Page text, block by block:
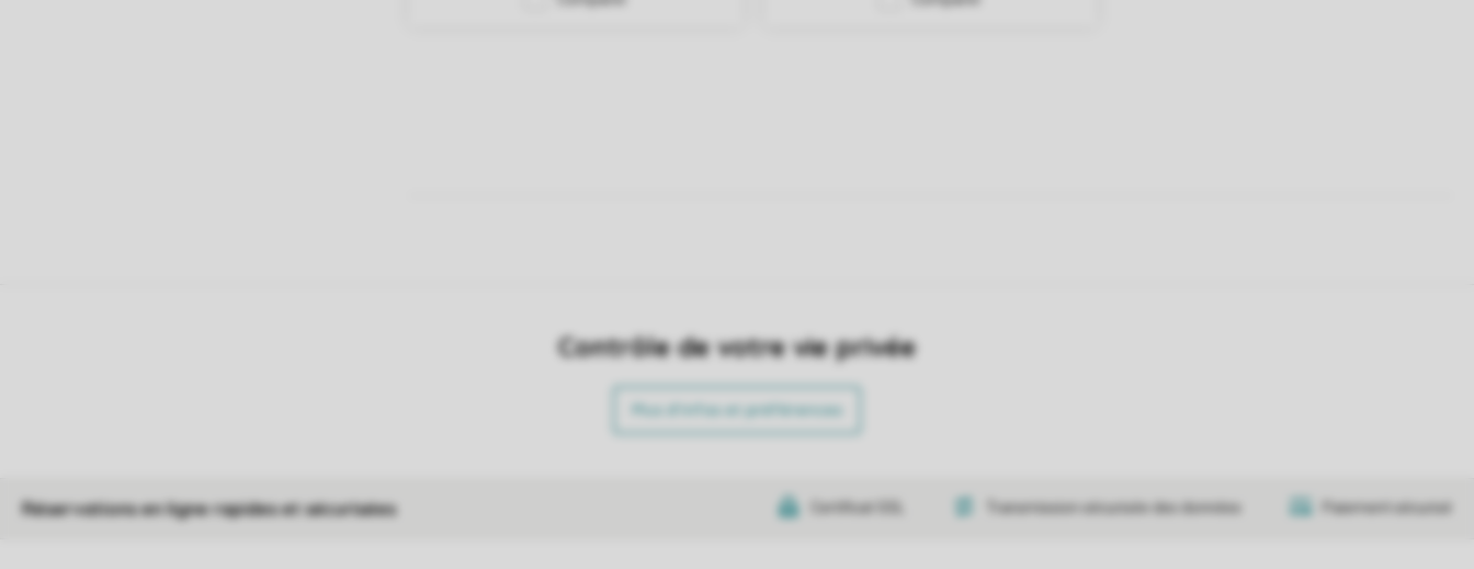
Contrôle de votre vie privée
Plus d’infos et préférences
Réservations en ligne rapides et sécurisées Certificat SSL Transmission sécurisée des données Paiement sécurisé